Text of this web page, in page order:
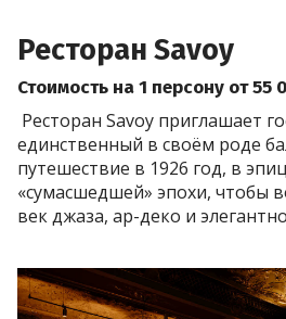
Ресторан Savoy
Стоимость на 1 персону от 55
Ресторан Savoy приглашает
единственный в своём роде
путешествие в 1926 год, в
«сумасшедшей» эпохи, чтобы
век джаза, ар-деко и